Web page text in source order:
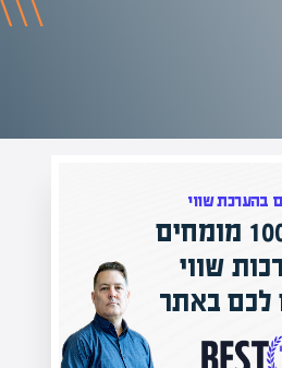
המרצים המובילים
מחכים לכם באפיק
הקריירה החדשה שלך מעבר לפינה!